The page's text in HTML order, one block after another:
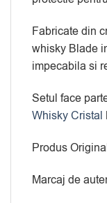
Fabricate din
whisky Blade
impecabila si
Setul face
Whisky Cristal
Produs
Marcaj de